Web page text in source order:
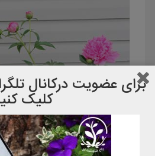
برای عضویت دركانال
کلیک